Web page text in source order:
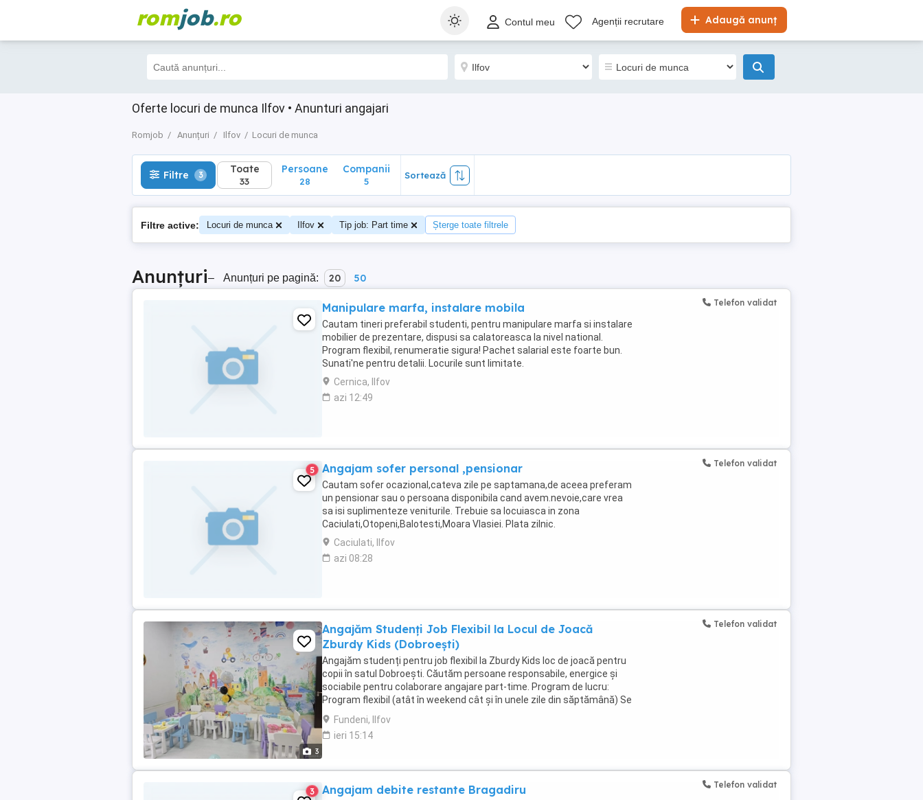
romjob.ro Adaugă anunț
Contul meu Agenții recrutare
Oferte locuri de munca Ilfov • Anunturi angajari
Romjob Anunțuri Ilfov Locuri de munca
Filtre 3 Toate
33
Filtre 3 Toate
33
Persoane
28
Companii
5
Sortează
Filtre active: Locuri de munca Ilfov Tip job: Part time Șterge toate filtrele
Anunțuri– Anunțuri pe pagină: 20 50
Manipulare marfa, instalare mobila
Cautam tineri preferabil studenti, pentru manipulare marfa si instalare
mobilier de prezentare, dispusi sa calatoreasca la nivel national.
Program flexibil, renumeratie sigura! Pachet salarial este foarte bun.
Sunati'ne pentru detalii. Locurile sunt limitate.
Cernica, Ilfov
azi 12:49
Telefon validat
5 Angajam sofer personal ,pensionar
Cautam sofer ocazional,cateva zile pe saptamana,de aceea preferam
un pensionar sau o persoana disponibila cand avem.nevoie,care vrea
sa isi suplimenteze veniturile. Trebuie sa locuiasca in zona
Caciulati,Otopeni,Balotesti,Moara Vlasiei. Plata zilnic.
Caciulati, Ilfov
azi 08:28
Telefon validat
3
Angajăm Studenți Job Flexibil la Locul de Joacă
Zburdy Kids (Dobroești)
Angajăm studenți pentru job flexibil la Zburdy Kids loc de joacă pentru
copii în satul Dobroești. Căutăm persoane responsabile, energice și
sociabile pentru colaborare angajare part-time. Program de lucru:
Program flexibil (atât în weekend cât și în unele zile din săptămână) Se
stabilește în funcție ...
Fundeni, Ilfov
ieri 15:14
Telefon validat
3 Angajam debite restante Bragadiru Telefon validat